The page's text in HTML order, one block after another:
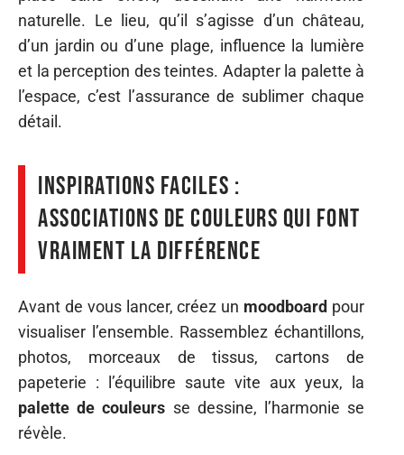
naturelle. Le lieu, qu’il s’agisse d’un château,
d’un jardin ou d’une plage, influence la lumière
et la perception des teintes. Adapter la palette à
l’espace, c’est l’assurance de sublimer chaque
détail.
Inspirations faciles :
associations de couleurs qui font
vraiment la différence
Avant de vous lancer, créez un moodboard pour
visualiser l’ensemble. Rassemblez échantillons,
photos, morceaux de tissus, cartons de
papeterie : l’équilibre saute vite aux yeux, la
palette de couleurs se dessine, l’harmonie se
révèle.